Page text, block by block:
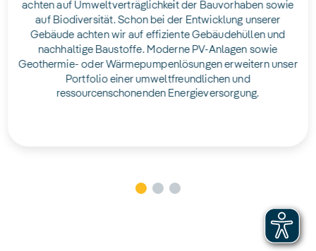
achten auf Umweltverträglichkeit der Bauvorhaben sowie
auf Biodiversität. Schon bei der Entwicklung unserer
Gebäude achten wir auf effiziente Gebäudehüllen und
nachhaltige Baustoffe. Moderne PV-Anlagen sowie
Geothermie- oder Wärmepumpenlösungen erweitern unser
Portfolio einer umweltfreundlichen und
ressourcenschonenden Energieversorgung.